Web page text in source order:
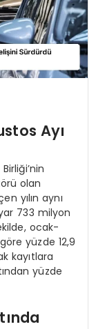
Ayı
olan
yılın aynı
733 milyon
ocak-
yüzde 12,9
kayıtlara
yüzde